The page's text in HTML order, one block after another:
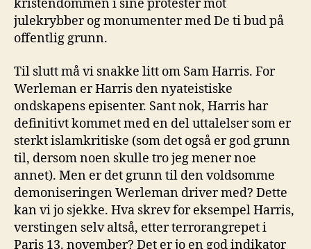
kristendommen i sine protester mot
julekrybber og monumenter med De ti bud på
offentlig grunn.
Til slutt må vi snakke litt om Sam Harris. For
Werleman er Harris den nyateistiske
ondskapens episenter. Sant nok, Harris har
definitivt kommet med en del uttalelser som er
sterkt islamkritiske (som det også er god grunn
til, dersom noen skulle tro jeg mener noe
annet). Men er det grunn til den voldsomme
demoniseringen Werleman driver med? Dette
kan vi jo sjekke. Hva skrev for eksempel Harris,
verstingen selv altså, etter terrorangrepet i
Paris 13. november? Det er jo en god indikator